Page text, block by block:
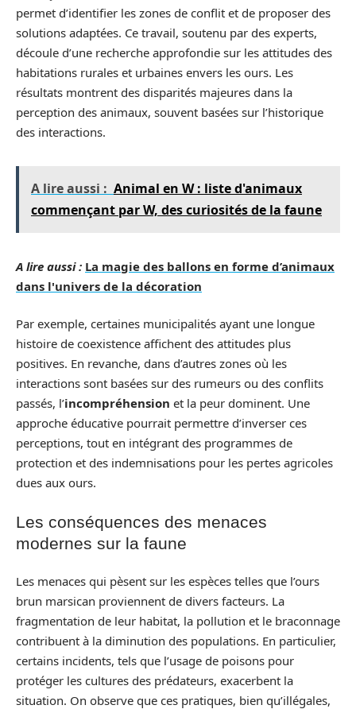
permet d’identifier les zones de conflit et de proposer des
solutions adaptées. Ce travail, soutenu par des experts,
découle d’une recherche approfondie sur les attitudes des
habitations rurales et urbaines envers les ours. Les
résultats montrent des disparités majeures dans la
perception des animaux, souvent basées sur l’historique
des interactions.
A lire aussi : Animal en W : liste d'animaux
commençant par W, des curiosités de la faune
A lire aussi : La magie des ballons en forme d’animaux
dans l'univers de la décoration
Par exemple, certaines municipalités ayant une longue
histoire de coexistence affichent des attitudes plus
positives. En revanche, dans d’autres zones où les
interactions sont basées sur des rumeurs ou des conflits
passés, l’incompréhension et la peur dominent. Une
approche éducative pourrait permettre d’inverser ces
perceptions, tout en intégrant des programmes de
protection et des indemnisations pour les pertes agricoles
dues aux ours.
Les conséquences des menaces
modernes sur la faune
Les menaces qui pèsent sur les espèces telles que l’ours
brun marsican proviennent de divers facteurs. La
fragmentation de leur habitat, la pollution et le braconnage
contribuent à la diminution des populations. En particulier,
certains incidents, tels que l’usage de poisons pour
protéger les cultures des prédateurs, exacerbent la
situation. On observe que ces pratiques, bien qu’illégales,